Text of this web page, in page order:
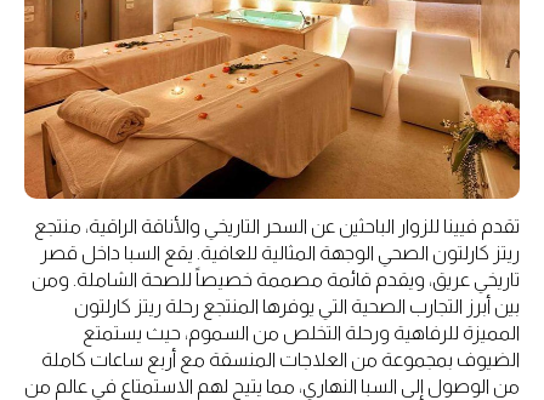
تقدم فيينا للزوار الباحثين عن السحر التاريخي والأناقة الراقية، منتجع
ريتز كارلتون الصحي الوجهة المثالية للعافية. يقع السبا داخل قصر
تاريخي عريق، ويقدم قائمة مصممة خصيصاً للصحة الشاملة. ومن
بين أبرز التجارب الصحية التي يوفرها المنتجع رحلة ريتز كارلتون
المميزة للرفاهية ورحلة التخلص من السموم، حيث يستمتع
الضيوف بمجموعة من العلاجات المنسقة مع أربع ساعات كاملة
من الوصول إلى السبا النهاري، مما يتيح لهم الاستمتاع في عالم من